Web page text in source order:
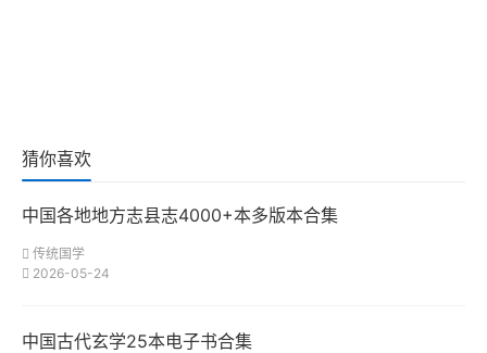
猜你喜欢
中国各地地方志县志4000+本多版本合集
传统国学
2026-05-24
中国古代玄学25本电子书合集